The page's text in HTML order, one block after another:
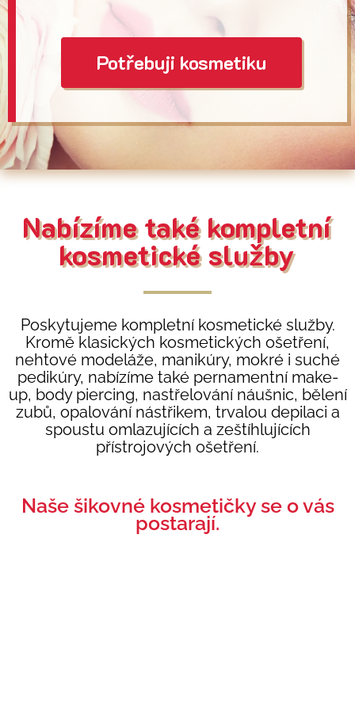
Potřebuji kosmetiku
Nyní
Nabízíme také kompletní
kosmetické služby
Poskytujeme kompletní kosmetické služby.
Kromě klasických kosmetických ošetření,
nehtové modeláže, manikúry, mokré i suché
pedikúry, nabízíme také pernamentní make-
up, body piercing, nastřelování náušnic, bělení
zubů, opalování nástřikem, trvalou depilaci a
spoustu omlazujících a zeštíhlujících
přístrojových ošetření.
Naše šikovné kosmetičky se o vás
postarají.